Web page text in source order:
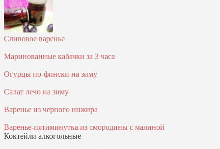
Сливовое варенье
Маринованные кабачки за 3 часа
Огурцы по-фински на зиму
Салат лечо на зиму
Варенье из черного инжира
Варенье-пятиминутка из смородины с малиной
Коктейли алкогольные